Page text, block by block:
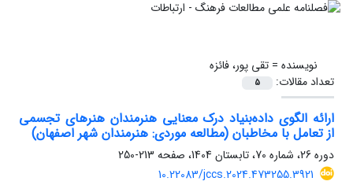
نویسنده =تقی پور، فائزه
تعداد مقالات:
5
ارائه الگوی داده‌بنیاد درک معنایی هنرمندان هنرهای تجسمی
از تعامل با مخاطبان (مطالعه موردی: هنرمندان شهر اصفهان)
دوره 26، شماره 70، تابستان 1404، صفحه
213-250
10.22083/jccs.2024.473255.3921